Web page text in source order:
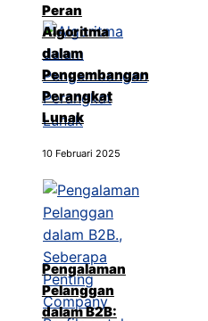
Peran
Algoritma
dalam
Pengembangan
Perangkat
Lunak
10 Februari 2025
Pengalaman
Pelanggan
dalam B2B: